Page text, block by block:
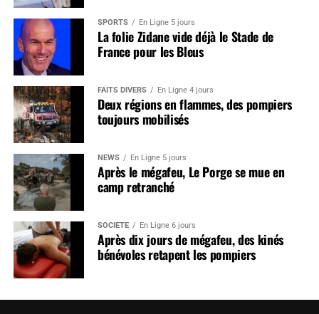
SPORTS En Ligne 5 jours
La folie Zidane vide déjà le Stade de
France pour les Bleus
FAITS DIVERS En Ligne 4 jours
Deux régions en flammes, des pompiers
toujours mobilisés
NEWS En Ligne 5 jours
Après le mégafeu, Le Porge se mue en
camp retranché
SOCIÉTÉ En Ligne 6 jours
Après dix jours de mégafeu, des kinés
bénévoles retapent les pompiers